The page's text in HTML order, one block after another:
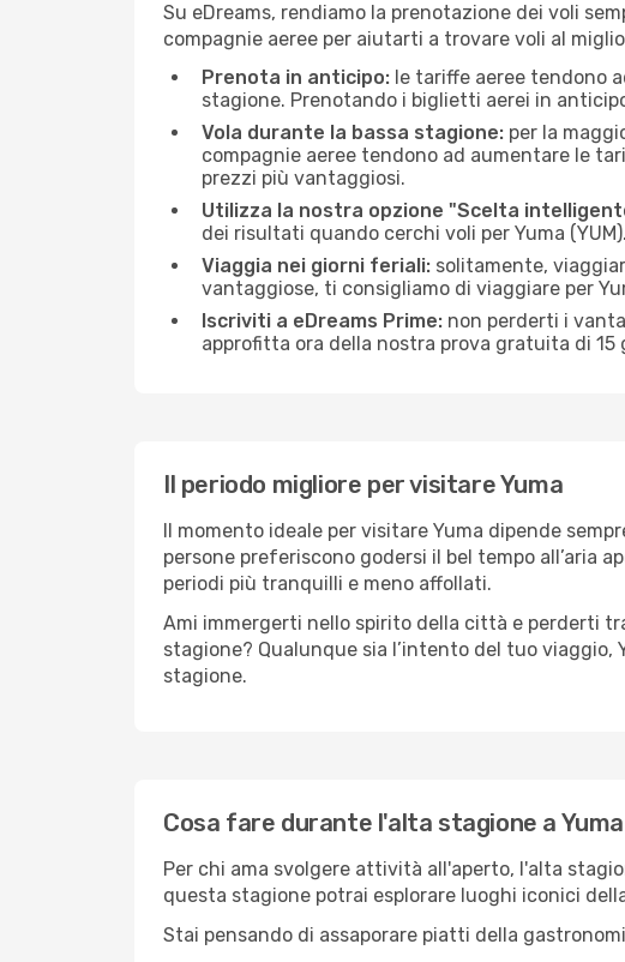
Su eDreams, rendiamo la prenotazione dei voli
compagnie aeree per aiutarti a trovare voli al
Prenota in anticipo: le tariffe aeree tendono
stagione. Prenotando i biglietti aerei in
Vola durante la bassa stagione: per la
compagnie aeree tendono ad aumentare le
prezzi più vantaggiosi.
Utilizza la nostra opzione "Scelta
dei risultati quando cerchi voli per Yuma (YUM).
Viaggia nei giorni feriali: solitamente,
vantaggiose, ti consigliamo di viaggiare per
Iscriviti a eDreams Prime: non perderti i
approfitta ora della nostra prova gratuita di
Il periodo migliore per visitare Yuma
Il momento ideale per visitare Yuma dipende
persone preferiscono godersi il bel tempo all’aria
periodi più tranquilli e meno affollati.
Ami immergerti nello spirito della città e perderti
stagione? Qualunque sia l’intento del tuo
stagione.
Cosa fare durante l'alta stagione a Yuma
Per chi ama svolgere attività all'aperto, l'alta
questa stagione potrai esplorare luoghi iconici
Stai pensando di assaporare piatti della